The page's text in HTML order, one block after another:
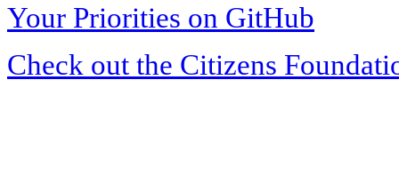
Your Priorities on GitHub
Check out the Citizens